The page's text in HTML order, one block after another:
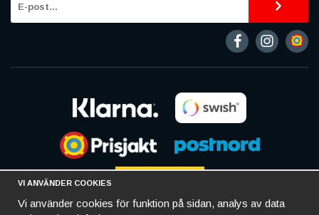
VI ANVÄNDER COOKIES
Vi använder cookies för funktion på sidan, analys av data